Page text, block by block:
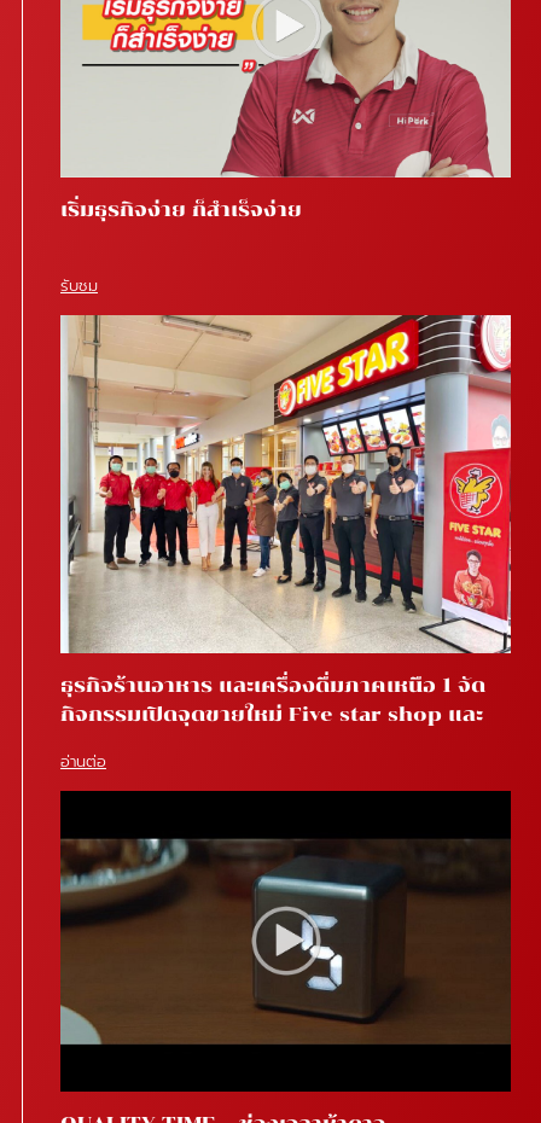
เริ่มธุรกิจง่าย ก็สำเร็จง่าย
รับชม
ธุรกิจร้านอาหาร และเครื่องดื่มภาคเหนือ 1 จัด
กิจกรรมเปิดจุดขายใหม่ Five star shop และ
อ่านต่อ